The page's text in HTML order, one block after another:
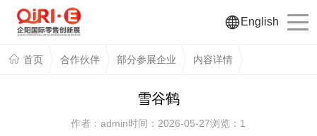
English
首页 合作伙伴 部分参展企业 内容详情
雪谷鹤
作者：admin时间：2026-05-27浏览： 1